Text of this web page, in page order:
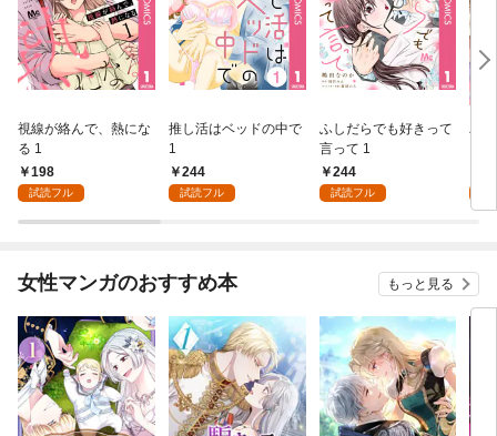
視線が絡んで、熱にな
る 1
198
試読フル
推し活はベッドの中で
1
244
試読フル
ふしだらでも好きって
言って 1
244
試読フル
パ
女性マンガのおすすめ本 もっと見る